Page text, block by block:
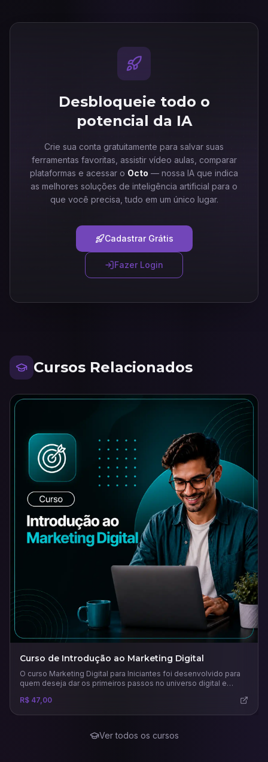
Desbloqueie todo o
potencial da IA
Crie sua conta gratuitamente para salvar suas
ferramentas favoritas, assistir vídeo aulas, comparar
plataformas e acessar o Octo — nossa IA que indica
as melhores soluções de inteligência artificial para o
que você precisa, tudo em um único lugar.
Cadastrar Grátis
Fazer Login
Cursos Relacionados
Curso de Introdução ao Marketing Digital
O curso Marketing Digital para Iniciantes foi desenvolvido para
quem deseja dar os primeiros passos no universo digital e
negócios e carreiras. Ao longo das aulas, o participante
campanhas eficazes.
R$ 47,00
Ver todos os cursos